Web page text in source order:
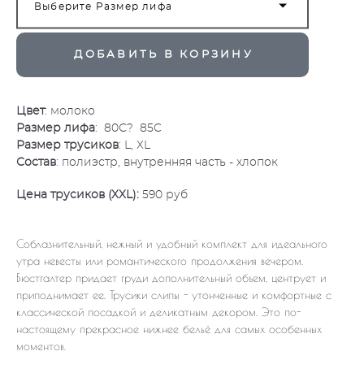
Выберите Размер лифа
ДОБАВИТЬ В КОРЗИНУ
Цвет: молоко
Размер лифа: 80С? 85C
Размер трусиков: L, ХL
Состав: полиэстр, внутренняя часть - хлопок
Цена трусиков (ХХL): 590 руб
Соблазнительный, нежный и удобный комплект для идеального
утра невесты или романтического продолжения вечером.
Бюстгалтер придает груди дополнительный объем, центрует и
приподнимает ее. Трусики слипы - утонченные и комфортные с
классической посадкой и деликатным декором. Это по-
настоящему прекрасное нижнее бельё для самых особенных
моментов.